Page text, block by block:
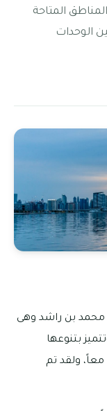
المتاحة
الوحدات
محمد بن راشد وهى
بتنوعها
معاً، ولقد تم